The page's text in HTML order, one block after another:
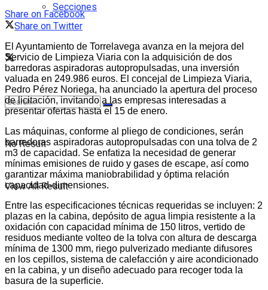
Secciones
No Result
View All Result
Share on Facebook
Share on Twitter
El Ayuntamiento de Torrelavega avanza en la mejora del
Servicio de Limpieza Viaria con la adquisición de dos
barredoras aspiradoras autopropulsadas, una inversión
valuada en 249.986 euros. El concejal de Limpieza Viaria,
Pedro Pérez Noriega, ha anunciado la apertura del proceso
de licitación, invitando a las empresas interesadas a
presentar ofertas hasta el 15 de enero.
Las máquinas, conforme al pliego de condiciones, serán
barredoras aspiradoras autopropulsadas con una tolva de 2
m3 de capacidad. Se enfatiza la necesidad de generar
mínimas emisiones de ruido y gases de escape, así como
garantizar máxima maniobrabilidad y óptima relación
capacidad-dimensiones.
Entre las especificaciones técnicas requeridas se incluyen: 2
plazas en la cabina, depósito de agua limpia resistente a la
oxidación con capacidad mínima de 150 litros, vertido de
residuos mediante volteo de la tolva con altura de descarga
mínima de 1300 mm, riego pulverizado mediante difusores
en los cepillos, sistema de calefacción y aire acondicionado
en la cabina, y un diseño adecuado para recoger toda la
basura de la superficie.